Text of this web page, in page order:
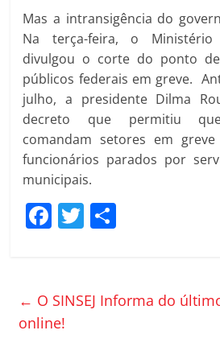
Mas a intransigência do
Na terça-feira, o Ministério
divulgou o corte do ponto de
públicos federais em greve.
julho, a presidente Dilma
decreto que permitiu
comandam setores em
funcionários parados por
municipais.
F
e
b
T
er p
← O SINSEJ Informa do
online!